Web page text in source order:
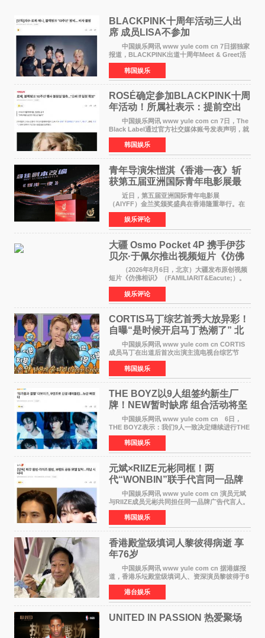
BLACKPINK十周年活动三人出
席 成员LISA不参加
中国娱乐网讯 www yule com cn 7日据独家
报道，BLACKPINK出道十周年Meet & Greet活
动将由智秀、ROS&Eacute;、JENNIE出席，
LISA将缺席。 此前BLACKPINK所属社YG并
未为组合出道十周年做
韩国娱乐
ROSÉ确定参加BLACKPINK十周
年活动！所属社表示：提前空出
了时间
中国娱乐网讯 www yule com cn 7日，The
Black Label通过官方社交媒体账号发表声明，就
近期网络上关于ROS&Eacute;个人行程及是否参
加BLACKPINK出道纪念活动的种种猜测作出正
式回应。 Th
韩国娱乐
青年导演朱愷淇《香港一夜》斩
获第五届亚洲国际青年电影展最
佳剧本改编奖
近日，第五届亚洲国际青年电影展
（AIYFF）金兰奖颁奖盛典在香港隆重举行。在
这场汇聚数百位海内外电影人、文化界人士及媒
体代表的亚洲青年影视盛会上，香港本土电影
《香港一夜》（Dawn in Ho
娱乐评论
大疆 Osmo Pocket 4P 携手伊莎
贝尔·于佩尔推出视频短片《仿佛
相识》
（2026年8月6日，北京）大疆发布原创视频
短片《仿佛相识》（FAMILIARIT&Eacute;）。
视频短片由戛纳国际电影节最佳女演员伊莎贝尔·
于佩尔（Isabelle Huppert）主演，全程使用大
疆首款双主摄口
娱乐评论
CORTIS马丁综艺首秀大放异彩！
自曝“是时候开启马丁热潮了” 北
美巡演火热进行中
中国娱乐网讯 www yule com cn CORTIS
成员马丁在出道后首次出演主流电视台综艺节
目，展现了多才多艺的魅力。 马丁出演了5日
播出的MBC《Radio Star》Fashion与Passion
之间，I&lsquo;m
韩国娱乐
THE BOYZ以9人组签约新生厂
牌！NEW暂时缺席 组合活动将坚
定不移继续
中国娱乐网讯 www yule com cn 6日，
THE BOYZ表示：我们9人一致决定继续进行THE
BOYZ组合活动，并且已经完成了组合团体活动
签约。目前正在新生厂牌下进行活动准备。尚未
离开THE BOYZ原所
韩国娱乐
元斌×RIIZE元彬同框！两
代“WONBIN”联手代言同一品牌
颜值天花板合体
中国娱乐网讯 www yule com cn 演员元斌
与RIIZE成员元彬共同担任同一品牌广告代言人。
6日据独家报道，继演员元斌之后，RIIZE元彬最
近也被选为某在线中介平台A公司的共同广告代言
人，两人将作
韩国娱乐
香港殿堂级填词人黎彼得病逝 享
年76岁​
中国娱乐网讯 www yule com cn 据港媒报
道，香港乐坛殿堂级填词人、资深演员黎彼得于8
月5日上午因病离世，终年76岁。好友钟志光透
露，黎彼得今年3月中风后便卧床休养，身体机能
持续衰退，最
港台娱乐
UNITED IN PASSION 热爱聚场